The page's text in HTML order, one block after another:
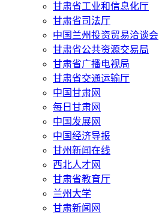
甘肃省工业和信息化厅
甘肃省司法厅
中国兰州投资贸易洽谈会
甘肃省公共资源交易局
甘肃省广播电视局
甘肃省交通运输厅
中国甘肃网
每日甘肃网
中国发展网
中国经济导报
甘州新闻在线
西北人才网
甘肃省教育厅
兰州大学
甘肃新闻网